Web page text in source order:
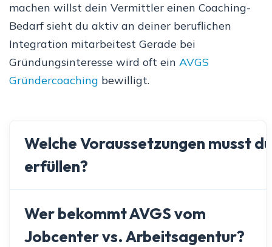
machen willst dein Vermittler einen Coaching-
Bedarf sieht du aktiv an deiner beruflichen
Integration mitarbeitest Gerade bei
Gründungsinteresse wird oft ein AVGS
Gründercoaching bewilligt.
Welche Voraussetzungen musst du
erfüllen?
Wer bekommt AVGS vom
Jobcenter vs. Arbeitsagentur?